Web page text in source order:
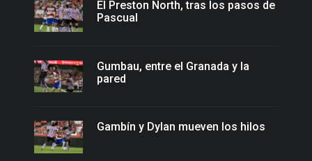
El Preston North, tras los pasos de
Pascual
Gumbau, entre el Granada y la
pared
Gambín y Dylan mueven los hilos